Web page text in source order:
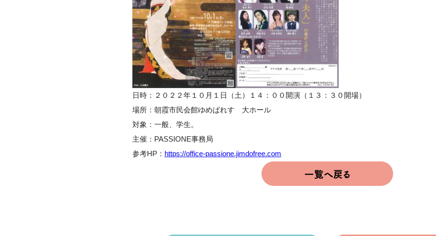
日時：２０２２年１０月１日（土）１４：００開演（１３：３０開場）
場所：朝霞市民会館ゆめぱれす 大ホール
対象：一般、学生。
主催：PASSIONE事務局
参考HP： https://office-passione.jimdofree.com